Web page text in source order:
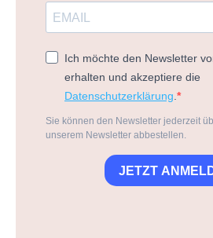
Ich möchte den Newsletter
erhalten und akzeptiere die
Datenschutzerklärung
Sie können den Newsletter jederzeit
unserem Newsletter abbestellen.
JETZT